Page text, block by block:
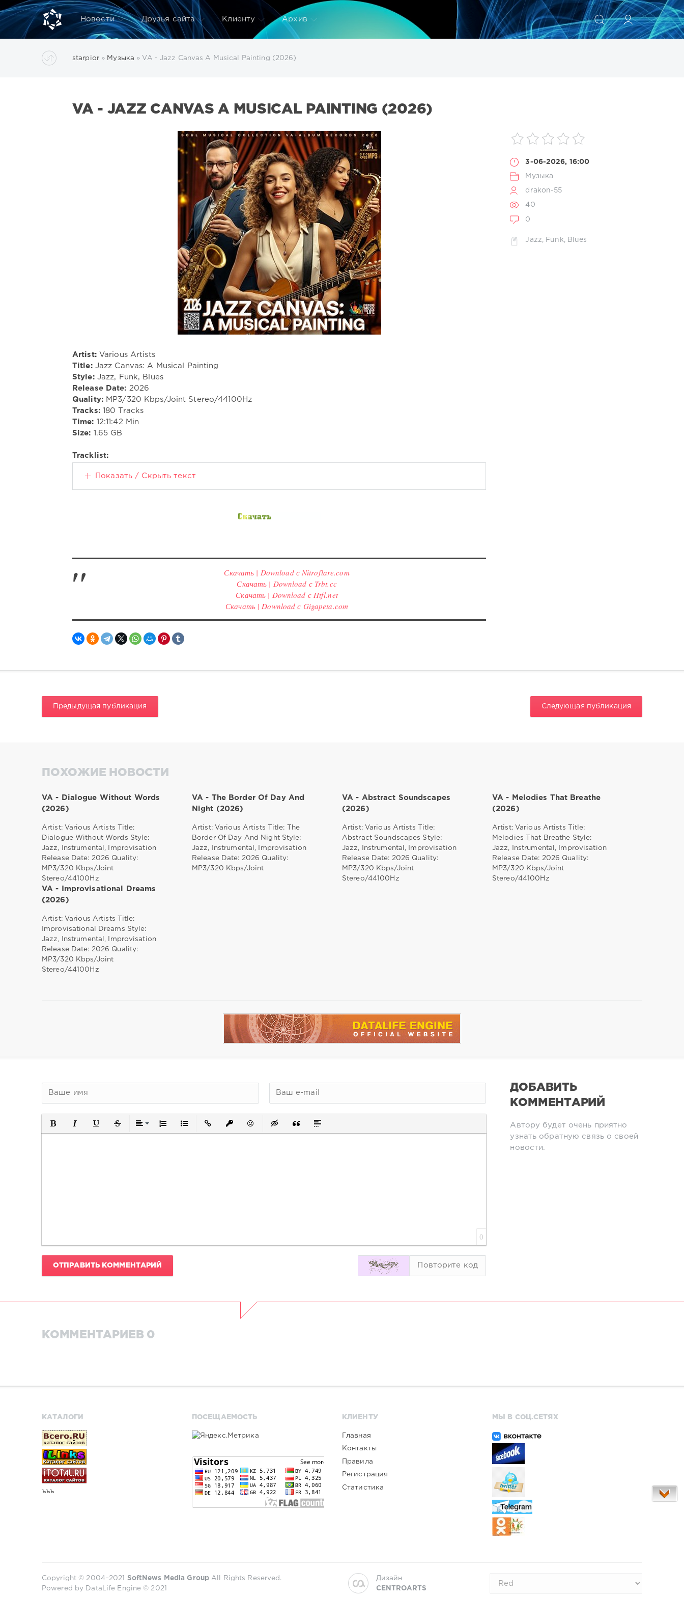
ИСКАТЬ
Новости Друзья сайта Клиенту Архив
starpior» Музыка » VA - Jazz Canvas A Musical Painting (2026)
VA - JAZZ CANVAS A MUSICAL PAINTING (2026)
3-06-2026, 16:00
Музыка
drakon-55
40
0
Jazz Funk Blues
Artist:Various Artists
Title:Jazz Canvas: A Musical Painting
Style:Jazz, Funk, Blues
Release Date: 2026
Quality:MP3/320 Kbps/Joint Stereo/44100Hz
Tracks:180 Tracks
Time: 12:11:42 Min
Size: 1.65 GB
Tracklist:
Показать / Скрыть текст
Скачать | Download с Nitroflare.com
Скачать | Download с Trbt.cc
Скачать | Download с Htfl.net
Скачать | Download с Gigapeta.com
Предыдущая публикация Следующая публикация
ПОХОЖИЕ НОВОСТИ
VA - Dialogue Without Words
(2026)
Artist: Various Artists Title:
Dialogue Without Words Style:
Jazz, Instrumental, Improvisation
Release Date: 2026 Quality:
MP3/320 Kbps/Joint
Stereo/44100Hz
VA - The Border Of Day And
Night (2026)
Artist: Various Artists Title: The
Border Of Day And Night Style:
Jazz, Instrumental, Improvisation
Release Date: 2026 Quality:
MP3/320 Kbps/Joint
VA - Abstract Soundscapes
(2026)
Artist: Various Artists Title:
Abstract Soundscapes Style:
Jazz, Instrumental, Improvisation
Release Date: 2026 Quality:
MP3/320 Kbps/Joint
Stereo/44100Hz
VA - Melodies That Breathe
(2026)
Artist: Various Artists Title:
Melodies That Breathe Style:
Jazz, Instrumental, Improvisation
Release Date: 2026 Quality:
MP3/320 Kbps/Joint
Stereo/44100Hz
VA - Improvisational Dreams
(2026)
Artist: Various Artists Title:
Improvisational Dreams Style:
Jazz, Instrumental, Improvisation
Release Date: 2026 Quality:
MP3/320 Kbps/Joint
Stereo/44100Hz
ДОБАВИТЬ
КОММЕНТАРИЙ
Автору будет очень приятно
узнать обратную связь о своей
новости.
0
ОТПРАВИТЬ КОММЕНТАРИЙ
КОММЕНТАРИЕВ 0
КАТАЛОГИ
ъъъ
ПОСЕЩАЕМОСТЬ КЛИЕНТУ
Главная
Контакты
Правила
Регистрация
Статистика
МЫ В СОЦ.СЕТЯХ
Copyright © 2004–2021 SoftNews Media Group All Rights Reserved.
Powered by DataLife Engine © 2021
Дизайн
CENTROARTS